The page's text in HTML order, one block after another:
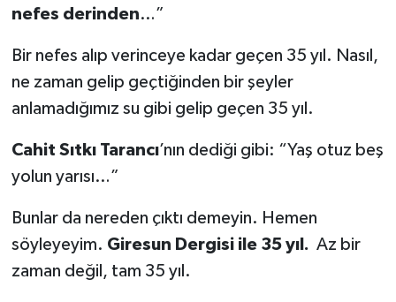
nefes derinden…”
Bir nefes alıp verinceye kadar geçen 35 yıl. Nasıl,
ne zaman gelip geçtiğinden bir şeyler
anlamadığımız su gibi gelip geçen 35 yıl.
Cahit Sıtkı Tarancı’nın dediği gibi: “Yaş otuz beş
yolun yarısı…”
Bunlar da nereden çıktı demeyin. Hemen
söyleyeyim. Giresun Dergisi ile 35 yıl. Az bir
zaman değil, tam 35 yıl.